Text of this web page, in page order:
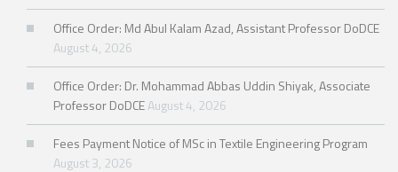
Office Order: Md Abul Kalam Azad, Assistant Professor DoDCE
August 4, 2026
Office Order: Dr. Mohammad Abbas Uddin Shiyak, Associate
Professor DoDCEAugust 4, 2026
Fees Payment Notice of MSc in Textile Engineering Program
August 3, 2026